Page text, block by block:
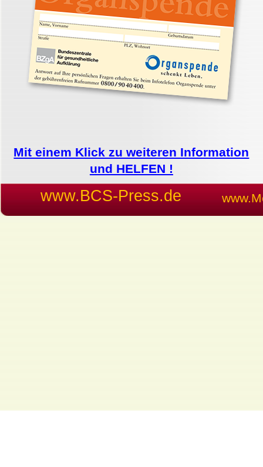
Mit einem Klick zu weiteren Information
und HELFEN !
www.BCS-Press.de